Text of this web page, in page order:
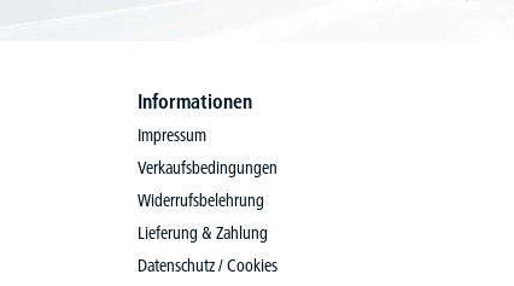
Informationen
Impressum
Verkaufsbedingungen
Widerrufsbelehrung
Lieferung & Zahlung
Datenschutz / Cookies